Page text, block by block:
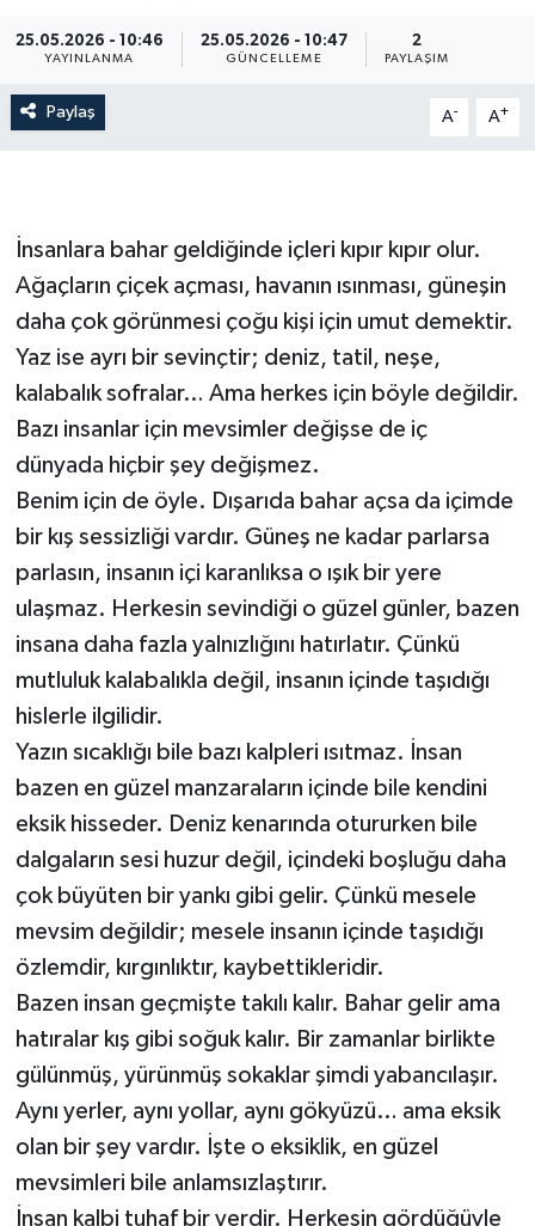
25.05.2026 - 10:46
YAYINLANMA
25.05.2026 - 10:47
GÜNCELLEME
2
PAYLAŞIM
Paylaş A- A+
İnsanlara bahar geldiğinde içleri kıpır kıpır olur.
Ağaçların çiçek açması, havanın ısınması, güneşin
daha çok görünmesi çoğu kişi için umut demektir.
Yaz ise ayrı bir sevinçtir; deniz, tatil, neşe,
kalabalık sofralar… Ama herkes için böyle değildir.
Bazı insanlar için mevsimler değişse de iç
dünyada hiçbir şey değişmez.
Benim için de öyle. Dışarıda bahar açsa da içimde
bir kış sessizliği vardır. Güneş ne kadar parlarsa
parlasın, insanın içi karanlıksa o ışık bir yere
ulaşmaz. Herkesin sevindiği o güzel günler, bazen
insana daha fazla yalnızlığını hatırlatır. Çünkü
mutluluk kalabalıkla değil, insanın içinde taşıdığı
hislerle ilgilidir.
Yazın sıcaklığı bile bazı kalpleri ısıtmaz. İnsan
bazen en güzel manzaraların içinde bile kendini
eksik hisseder. Deniz kenarında otururken bile
dalgaların sesi huzur değil, içindeki boşluğu daha
çok büyüten bir yankı gibi gelir. Çünkü mesele
mevsim değildir; mesele insanın içinde taşıdığı
özlemdir, kırgınlıktır, kaybettikleridir.
Bazen insan geçmişte takılı kalır. Bahar gelir ama
hatıralar kış gibi soğuk kalır. Bir zamanlar birlikte
gülünmüş, yürünmüş sokaklar şimdi yabancılaşır.
Aynı yerler, aynı yollar, aynı gökyüzü… ama eksik
olan bir şey vardır. İşte o eksiklik, en güzel
mevsimleri bile anlamsızlaştırır.
İnsan kalbi tuhaf bir yerdir. Herkesin gördüğüyle